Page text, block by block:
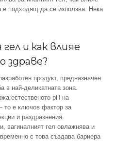
е подходящ да се използва. Нека
гел и как влияе
здраве?
продукт, предназначен
в най-деликатната зона.
естественото pH на
то е ключов фактор за
и раздразнения.
вагиналният гел овлажнява и
с това създава бариера